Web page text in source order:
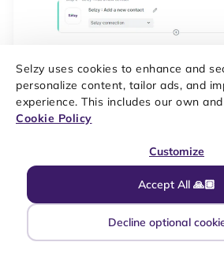
Selzy uses cookies to enhance and
personalize content, tailor ads, and
experience. This includes our own
Cookie Policy
Accept All 🙏🏼
Customize
Decline optional
Зв’язка Airtable і Selzy готова: коли в